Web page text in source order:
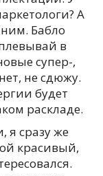
А
Бабло
в
супер-,
не сдюжу.
будет
раскладе.
я сразу же
красивый,